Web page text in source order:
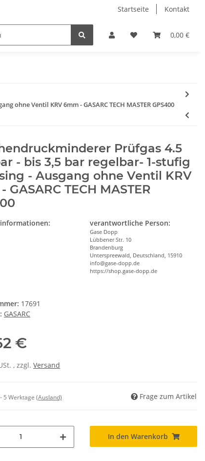
Startseite Kontakt
0,00 €
ohne Ventil KRV 6mm - GASARC TECH MASTER GPS400
Prüfgas 4.5
- bis 3,5 bar regelbar- 1-stufig
- Ausgang ohne Ventil KRV
GASARC TECH MASTER
verantwortliche Person:
Gase Dopp
Lübbener Str. 10
Brandenburg
Unterspreewald, Deutschland, 15910
info@gase-dopp.de
https://shop.gase-dopp.de
17691
GASARC
€
, zzgl. Versand
5 Werktage (Ausland) Frage zum Artikel
In den Warenkorb